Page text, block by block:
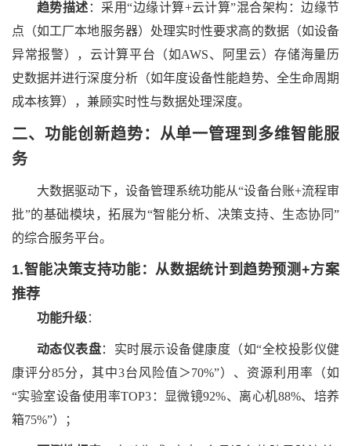
趋势描述 ：采用“边缘计算+云计算”混合架构：边缘节
点（如工厂本地服务器）处理实时性要求高的数据（如设备
异常报警），云计算平台（如AWS、阿里云）存储海量历
史数据并进行深度分析（如年度设备性能趋势、全生命周期
成本核算），兼顾实时性与数据处理深度。
二、 功能创新趋势：从单一管理到多维智能服
务
大数据驱动下，设备管理系统功能从“设备台账+流程审
批”的基础模块，拓展为“智能分析、决策支持、生态协同”
的综合服务平台。
1.智能决策支持功能：从数据统计到趋势预测+方案
推荐
功能升级：
动态仪表盘：实时展示设备健康度（如“全校投影仪健
康评分85分，其中3台风险值＞70%”）、资源利用率（如
“实验室设备使用率TOP3：显微镜92%、离心机88%、培养
箱75%”）；